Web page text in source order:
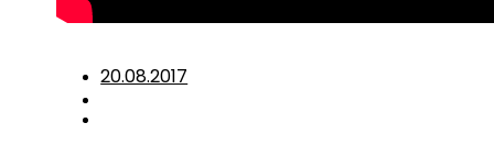
20.08.2017